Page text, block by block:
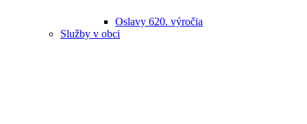
Oslavy 620. výročia
Služby v obci